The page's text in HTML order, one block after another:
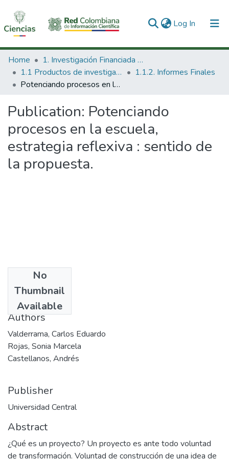
Log In (current)
Communities & Collections
All of DSpace
Home
1. Investigación Financiada con Recursos Públicos
1.1 Productos de investigación
1.1.2. Informes Finales
Potenciando procesos en la escuela, estrategia reflexiva : sentido de la propuesta.
Publication: Potenciando
procesos en la escuela,
estrategia reflexiva : sentido de
la propuesta.
No
Thumbnail
Available
2002
Authors
Valderrama, Carlos Eduardo
Rojas, Sonia Marcela
Castellanos, Andrés
Publisher
Universidad Central
Abstract
¿Qué es un proyecto? Un proyecto es ante todo voluntad
de transformación. Voluntad de construcción de una idea de